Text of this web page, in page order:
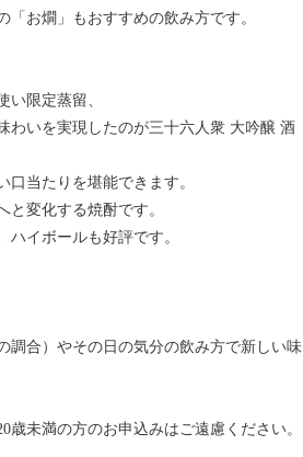
お燗」もおすすめの飲み方です。
い限定蒸留、
わいを実現したのが三十六人衆 大吟醸 酒
当たりを堪能できます。
変化する焼酎です。
イボールも好評です。
調合）やその日の気分の飲み方で新しい味
未満の方のお申込みはご遠慮ください。